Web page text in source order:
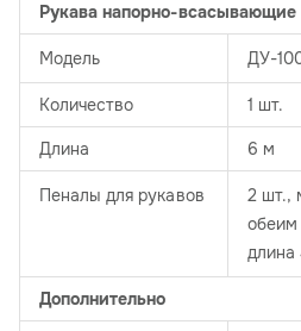
Рукава напорно-всасывающие
Модель ДУ-
Количество 1 шт.
Длина 6 м
Пеналы для рукавов
2 шт.,
обеим
длина
Дополнительно